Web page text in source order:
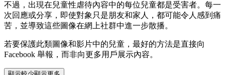
不過，出現在兒童性虐待內容中的每位兒童都是受害者。每一
次回應或分享，即使對象只是朋友和家人，都可能令人感到痛
苦，並導致這些圖像在網上社群中進一步散播。
若要保護此類圖像和影片中的兒童，最好的方法是直接向
Facebook 舉報，而非向更多用戶展示內容。